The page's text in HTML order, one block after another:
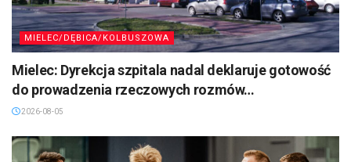
MIELEC/DĘBICA/KOLBUSZOWA
Mielec: Dyrekcja szpitala nadal deklaruje gotowość
do prowadzenia rzeczowych rozmów…
2026-08-05